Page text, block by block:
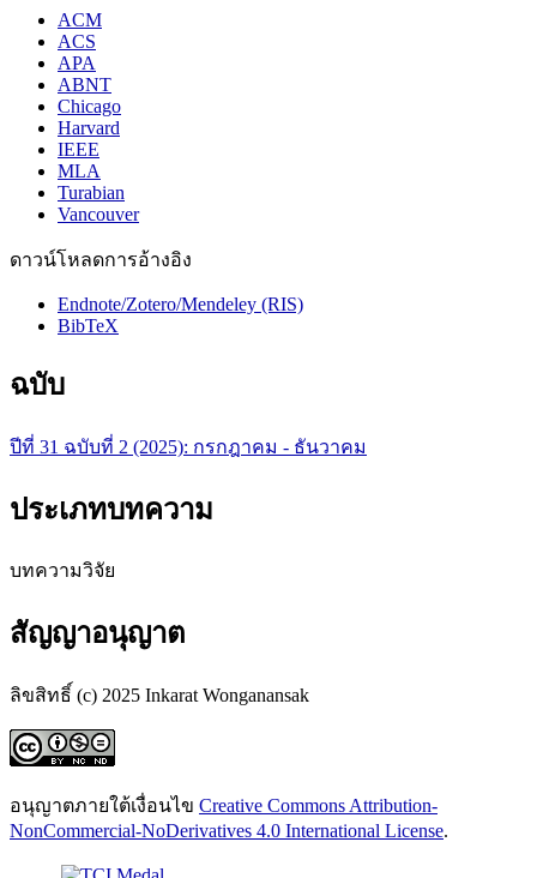
ACM
ACS
APA
ABNT
Chicago
Harvard
IEEE
MLA
Turabian
Vancouver
ดาวน์โหลดการอ้างอิง
Endnote/Zotero/Mendeley (RIS)
BibTeX
ฉบับ
ปีที่ 31 ฉบับที่ 2 (2025): กรกฎาคม - ธันวาคม
ประเภทบทความ
บทความวิจัย
สัญญาอนุญาต
ลิขสิทธิ์ (c) 2025 Inkarat Wonganansak
อนุญาตภายใต้เงื่อนไข Creative Commons Attribution-
NonCommercial-NoDerivatives 4.0 International License.